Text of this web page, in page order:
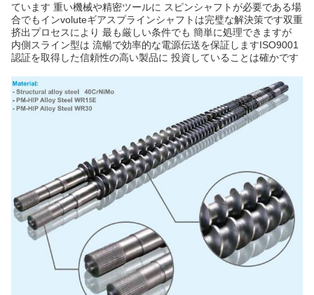
ています 重い機械や精密ツールに スピンシャフトが必要である場
合でもインvoluteギアスプラインシャフトは完璧な解決策です双重
挤出プロセスにより 最も厳しい条件でも 簡単に処理できますが
内側スライン型は 流暢で効率的な電源伝送を保証しますISO9001
認証を取得した信頼性の高い製品に 投資していることは確かです